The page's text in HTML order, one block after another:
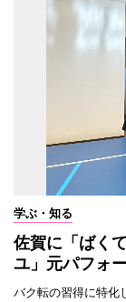
学ぶ・知る
佐賀に「ばく
ユ」元パフォ
バク転の習得に特化